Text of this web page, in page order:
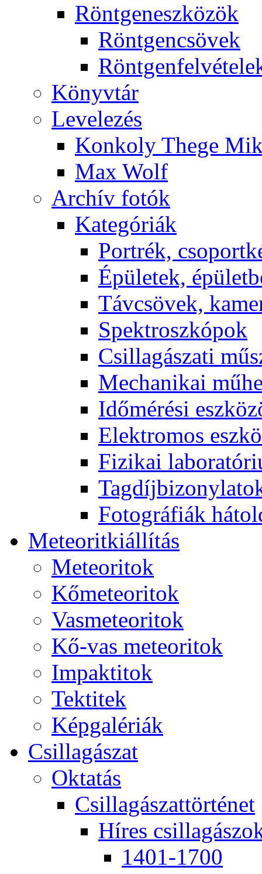
Rönt­gen­esz­kö­zök
Rönt­gen­csö­vek
Könyv­tár
Le­ve­le­zés
Kon­koly The­ge
Max Wolf
Ar­chív fo­tók
Ka­te­gó­ri­ák
Port­rék,
Épü­le­tek,
Táv­csö­vek,
Spekt­rosz­kó­pok
Csil­la­gá­sza­ti
Me­cha­ni­kai
Idő­mé­ré­si
Elekt­ro­mos
Fi­zi­kai
Fo­tog­rá­fi­ák
Me­te­o­rit­ki­ál­lí­tás
Me­te­o­ri­tok
Kő­me­te­o­ri­tok
Vas­me­te­o­ri­tok
Kő-vas me­te­o­ri­tok
Imp­ak­ti­tok
Tek­ti­tek
Kép­ga­lé­ri­ák
Csil­la­gá­szat
Ok­ta­tás
Csil­la­gá­szat­tör­té­net
Hí­res
1401-1700